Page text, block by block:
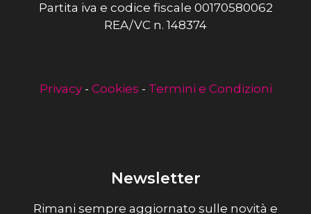
Partita iva e codice fiscale 00170580062
REA/VC n. 148374
Privacy- Cookies - Termini e Condizioni
Newsletter
Rimani sempre aggiornato sulle novità e